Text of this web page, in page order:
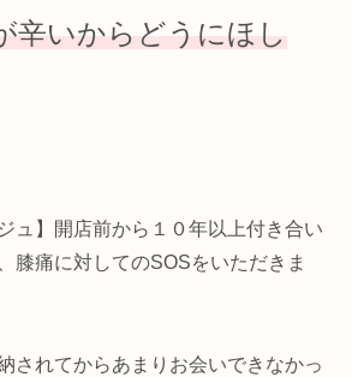
辛いからどうにほし
ュ】開店前から１０年以上付き合い
膝痛に対してのSOSをいただきま
されてからあまりお会いできなかっ